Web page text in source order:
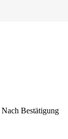
Nach Bestätigung